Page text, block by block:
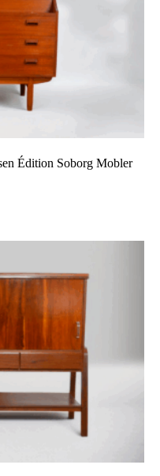
Édition Soborg Mobler